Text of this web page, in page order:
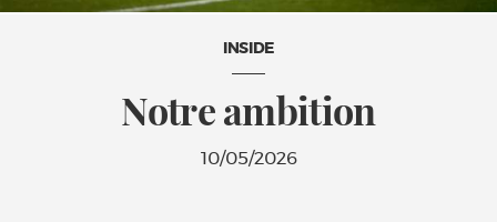
INSIDE
Notre ambition
10/05/2026